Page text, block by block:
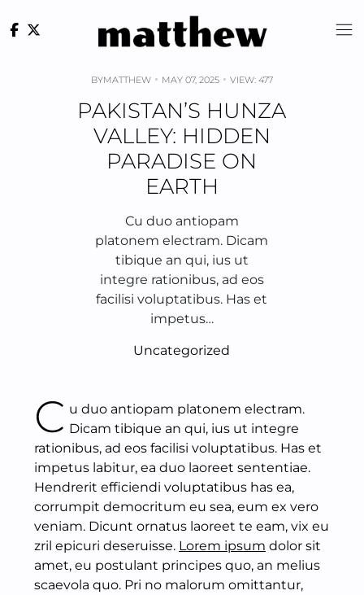
to
BYMATTHEW MAY 07, 2025 VIEW: 477
PAKISTAN’S HUNZA
VALLEY: HIDDEN
PARADISE ON
EARTH
Cu duo antiopam
platonem electram. Dicam
tibique an qui, ius ut
integre rationibus, ad eos
facilisi voluptatibus. Has et
impetus…
Uncategorized
C u duo antiopam platonem electram.
Dicam tibique an qui, ius ut integre
rationibus, ad eos facilisi voluptatibus. Has et
impetus labitur, ea duo laoreet sententiae.
Hendrerit efficiendi voluptatibus has ea,
corrumpit democritum eu sea, eum ex vero
veniam. Dicunt ornatus laoreet te eam, vix eu
zril epicuri deseruisse. Lorem ipsum dolor sit
amet, eu postulant principes quo, an melius
scaevola quo. Pri no malorum omittantur,